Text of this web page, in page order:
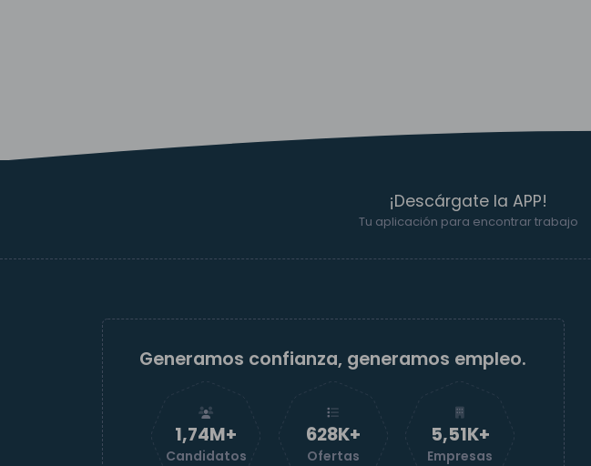
¡Descárgate la APP!
Tu aplicación para encontrar trabajo
Generamos confianza, generamos empleo.
1,74M+
Candidatos
629K+
Ofertas
5,52K+
Empresas